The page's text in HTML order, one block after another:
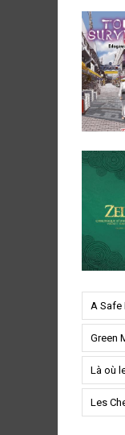
A Safe
Green
Là où
Les